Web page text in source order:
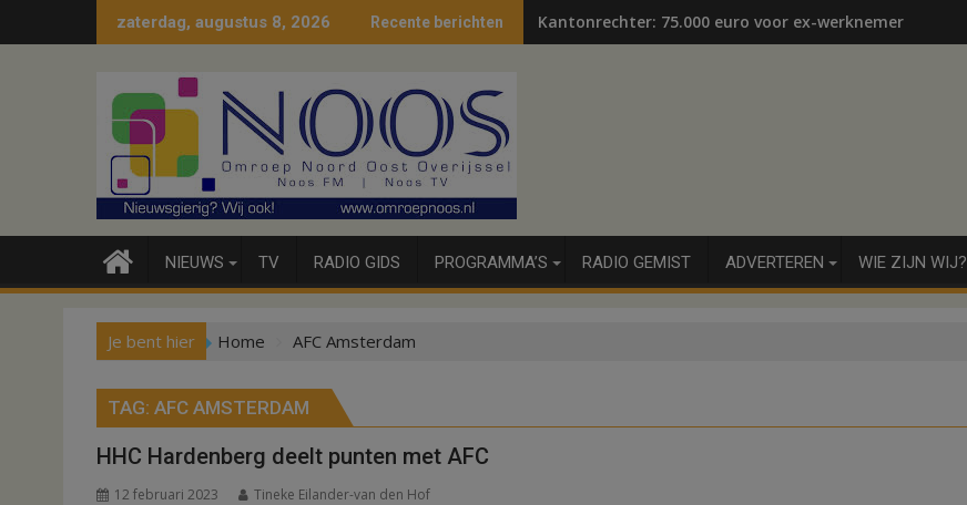
naar
zaterdag, augustus 8, 2026 Recente berichten Kantonrechter: 75.000 euro voor ex-werknemers
NIEUWS TV RADIO GIDS PROGRAMMA’S RADIO GEMIST ADVERTEREN WIE ZIJN WIJ?
Je bent hier Home AFC Amsterdam
TAG: AFC AMSTERDAM
HHC Hardenberg deelt punten met AFC
12 februari 2023 Tineke Eilander-van den Hof